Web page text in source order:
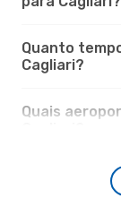
Quanto
Cagliari?
Quais